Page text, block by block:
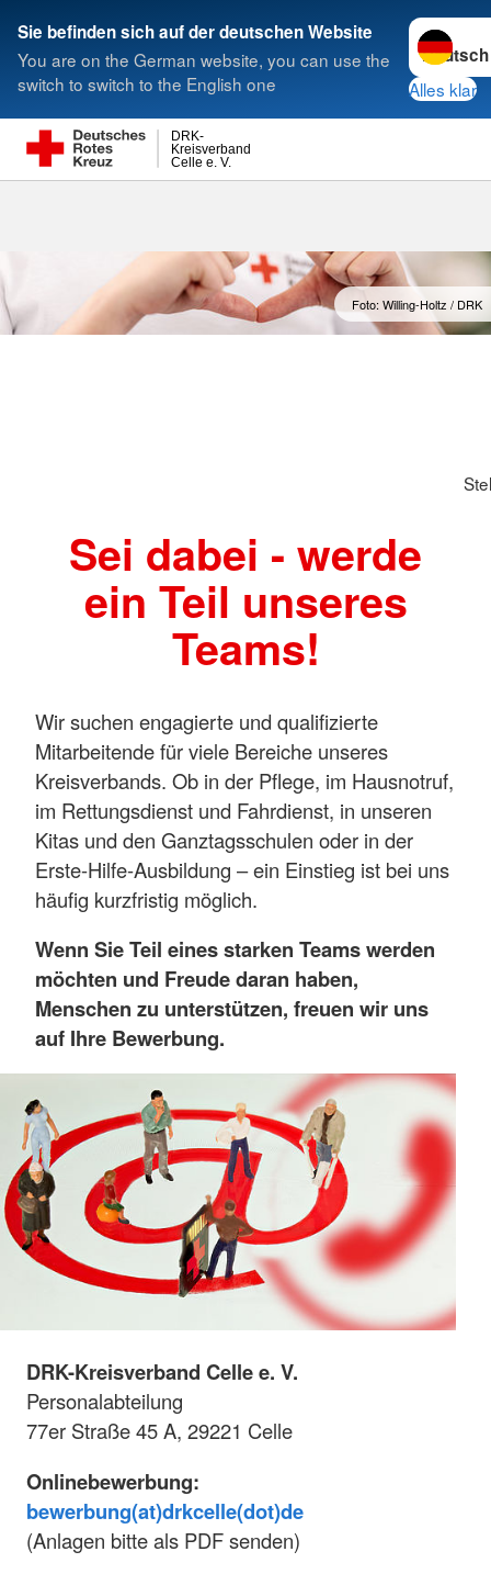
Sie befinden sich auf der deutschen Website
You are on the German website, you can use the
switch to switch to the English one
Sprache
Alles klar
Celle e. V.
Kreisverband
DRK-
Suche
Foto: Willing-Holtz / DRK
Sei dabei - werde
ein Teil unseres
Teams!
Wir suchen engagierte und qualifizierte
Mitarbeitende für viele Bereiche unseres
Kreisverbands. Ob in der Pflege, im Hausnotruf,
im Rettungsdienst und Fahrdienst, in unseren
Kitas und den Ganztagsschulen oder in der
Erste-Hilfe-Ausbildung – ein Einstieg ist bei uns
häufig kurzfristig möglich.
Wenn Sie Teil eines starken Teams werden
möchten und Freude daran haben,
Menschen zu unterstützen, freuen wir uns
auf Ihre Bewerbung.
DRK-Kreisverband Celle e. V.
Personalabteilung
77er Straße 45 A, 29221 Celle
Onlinebewerbung:
bewerbung(at)drkcelle(dot)de
(Anlagen bitte als PDF senden)